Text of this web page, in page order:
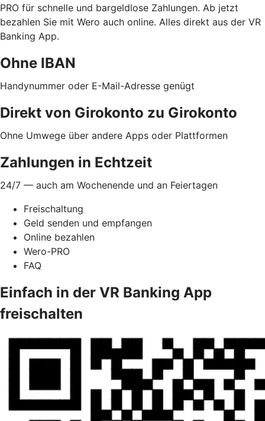
PRO für schnelle und bargeldlose Zahlungen. Ab jetzt
bezahlen Sie mit Wero auch online. Alles direkt aus der VR
Banking App.
Ohne IBAN
Handynummer oder E-Mail-Adresse genügt
Direkt von Girokonto zu Girokonto
Ohne Umwege über andere Apps oder Plattformen
Zahlungen in Echtzeit
24/7 — auch am Wochenende und an Feiertagen
Freischaltung
Geld senden und empfangen
Online bezahlen
Wero-PRO
FAQ
Einfach in der VR Banking App
freischalten